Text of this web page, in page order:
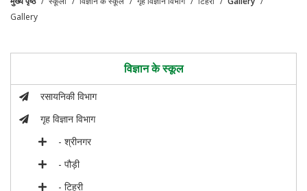
पग
Gallery
विज्ञान के स्कूल
रसायनिकी विभाग
गृह विज्ञान विभाग
- श्रीनगर
- पौड़ी
- टिहरी